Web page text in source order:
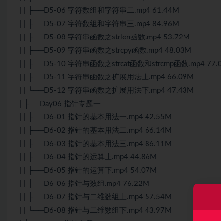
| | ├──D5-06 字符数组和字符串二.mp4 61.44M
| | ├──D5-07 字符数组和字符串三.mp4 84.96M
| | ├──D5-08 字符串函数之strlen函数.mp4 53.72M
| | ├──D5-09 字符串函数之strcpy函数.mp4 48.03M
| | ├──D5-10 字符串函数之strcat函数和strcmp函数.mp4
| | ├──D5-11 字符串函数之扩展用法上.mp4 66.09M
| | └──D5-12 字符串函数之扩展用法下.mp4 47.43M
| ├──Day06 指针专题一
| | ├──D6-01 指针的基本用法一.mp4 42.55M
| | ├──D6-02 指针的基本用法二.mp4 66.14M
| | ├──D6-03 指针的基本用法三.mp4 86.11M
| | ├──D6-04 指针的运算上.mp4 44.86M
| | ├──D6-05 指针的运算下.mp4 54.07M
| | ├──D6-06 指针与数组.mp4 76.22M
| | ├──D6-07 指针与二维数组上.mp4 57.54M
| | └──D6-08 指针与二维数组下.mp4 43.97M